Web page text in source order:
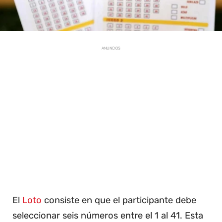
ANUNCIOS
El Loto consiste en que el participante debe
seleccionar seis números entre el 1 al 41. Esta